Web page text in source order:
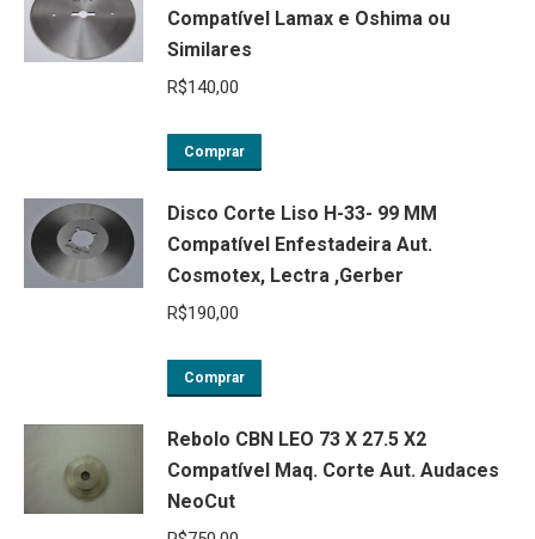
Compatível Lamax e Oshima ou
Similares
R$140,00
Comprar
Disco Corte Liso H-33- 99 MM
Compatível Enfestadeira Aut.
Cosmotex, Lectra ,Gerber
R$190,00
Comprar
Rebolo CBN LEO 73 X 27.5 X2
Compatível Maq. Corte Aut. Audaces
NeoCut